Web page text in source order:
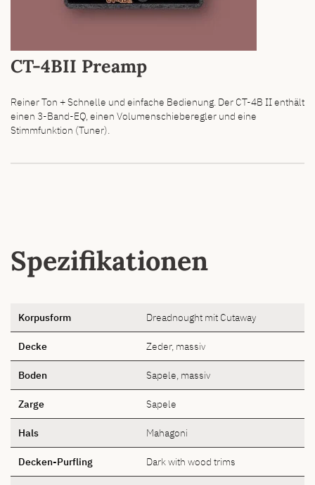
CT-4BII Preamp
Reiner Ton + Schnelle und einfache Bedienung. Der CT-4B II enthält
einen 3-Band-EQ, einen Volumenschieberegler und eine
Stimmfunktion (Tuner).
Spezifikationen
Korpusform Dreadnought mit Cutaway
Decke Zeder, massiv
Boden Sapele, massiv
Zarge Sapele
Hals Mahagoni
Decken-Purfling Dark with wood trims